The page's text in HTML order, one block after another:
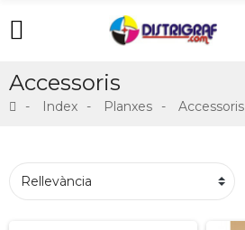
Accessoris
Index Planxes Accessoris